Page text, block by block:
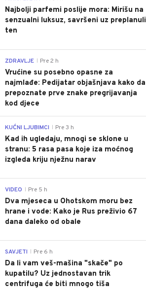
Najbolji parfemi poslije mora: Mirišu na
senzualni luksuz, savršeni uz preplanuli
ten
ZDRAVLJE Pre 2 h
Vrućine su posebno opasne za
najmlađe: Pedijatar objašnjava kako da
prepoznate prve znake pregrijavanja
kod djece
KUĆNI LJUBIMCI Pre 3 h
Kad ih ugledaju, mnogi se sklone u
stranu: 5 rasa pasa koje iza moćnog
izgleda kriju nježnu narav
VIDEO Pre 5 h
Dva mjeseca u Ohotskom moru bez
hrane i vode: Kako je Rus preživio 67
dana daleko od obale
SAVJETI Pre 6 h
Da li vam veš-mašina "skače" po
kupatilu? Uz jednostavan trik
centrifuga će biti mnogo tiša